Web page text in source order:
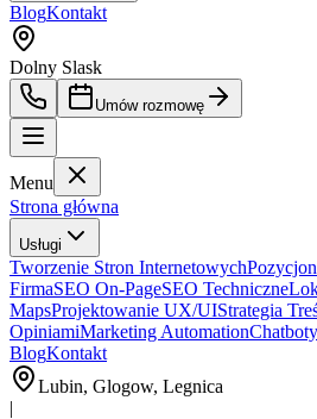
BlogKontakt
Dolny Slask
Umów rozmowę
Menu
Strona główna
Usługi
Tworzenie Stron Internetowych
FirmaSEO On-PageSEO Techniczne
MapsProjektowanie UX/UIStrategia
OpiniamiMarketing Automation
BlogKontakt
Lubin, Glogow, Legnica
|